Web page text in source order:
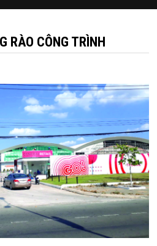
RÀO CÔNG TRÌNH